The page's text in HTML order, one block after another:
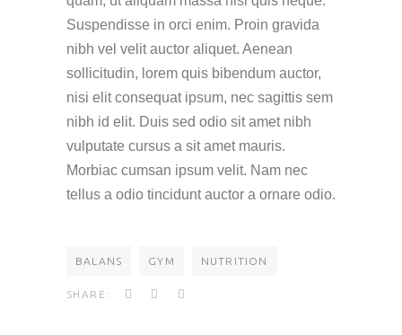
Suspendisse in orci enim. Proin gravida
nibh vel velit auctor aliquet. Aenean
sollicitudin, lorem quis bibendum auctor,
nisi elit consequat ipsum, nec sagittis sem
nibh id elit. Duis sed odio sit amet nibh
vulputate cursus a sit amet mauris.
Morbiac cumsan ipsum velit. Nam nec
tellus a odio tincidunt auctor a ornare odio.
BALANS GYM NUTRITION
SHARE: